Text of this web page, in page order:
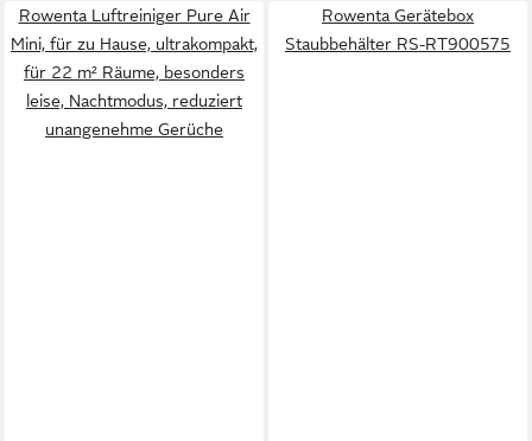
Rowenta Luftreiniger Pure Air
Mini, für zu Hause, ultrakompakt,
für 22 m² Räume, besonders
leise, Nachtmodus, reduziert
unangenehme Gerüche
Rowenta Gerätebox
Staubbehälter RS-RT900575